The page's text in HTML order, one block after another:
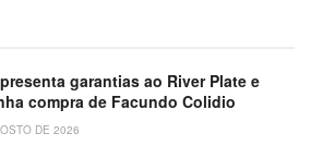
garantias ao River Plate e
compra de Facundo Colidio
DE 2026